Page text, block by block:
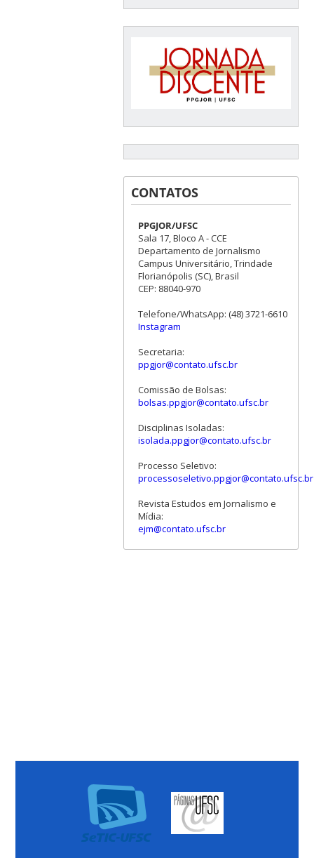
CONTATOS
PPGJOR/UFSC
Sala 17, Bloco A - CCE
Departamento de Jornalismo
Campus Universitário, Trindade
Florianópolis (SC), Brasil
CEP: 88040-970
Telefone/WhatsApp: (48) 3721-6610
Instagram
Secretaria:
ppgjor@contato.ufsc.br
Comissão de Bolsas:
bolsas.ppgjor@contato.ufsc.br
Disciplinas Isoladas:
isolada.ppgjor@contato.ufsc.br
Processo Seletivo:
processoseletivo.ppgjor@contato.ufsc.br
Revista Estudos em Jornalismo e
Mídia:
ejm@contato.ufsc.br